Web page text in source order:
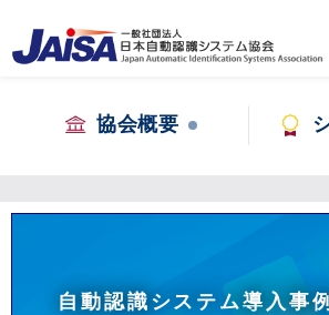
協会概要
自動認識システム導入事